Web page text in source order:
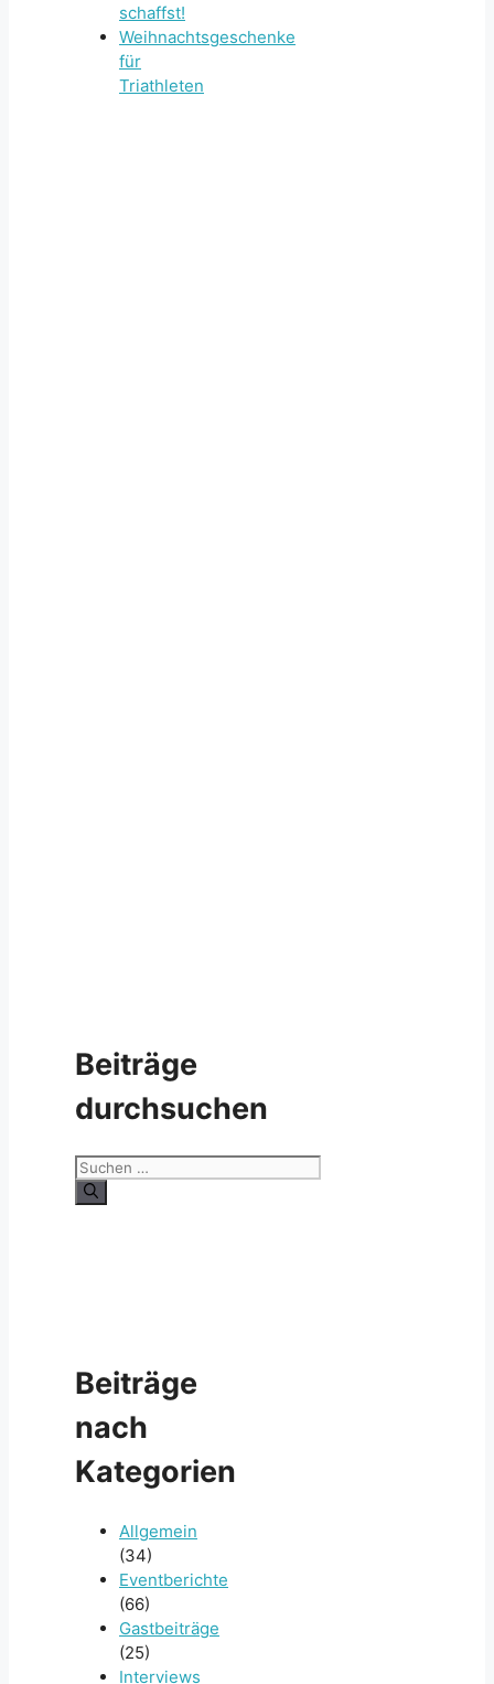
schaffst!
Weihnachtsgeschenke
für
Triathleten
Beiträge
durchsuchen
Suche
nach:
Beiträge
nach
Kategorien
Allgemein
(34)
Eventberichte
(66)
Gastbeiträge
(25)
Interviews